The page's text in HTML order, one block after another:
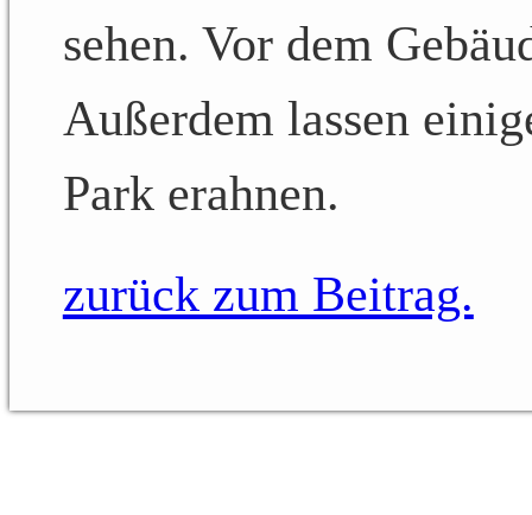
sehen. Vor dem
Außerdem lassen
Park erahnen.
zurück zum Beitrag.